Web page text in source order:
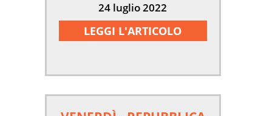
24 luglio 2022
LEGGI L'ARTICOLO